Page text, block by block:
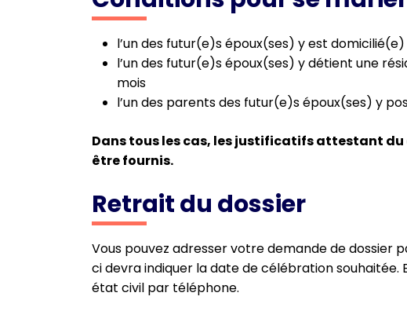
l’un des futur(e)s époux(ses) y est domicilié(e)
l’un des futur(e)s époux(ses) y détient une
mois
l’un des parents des futur(e)s époux(ses) y
Dans tous les cas, les justificatifs attestant
être fournis.
Retrait du dossier
Vous pouvez adresser votre demande de
ci devra indiquer la date de célébration souhaitée.
état civil par téléphone.